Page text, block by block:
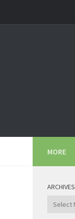
MORE
ARCHIVES
Archives